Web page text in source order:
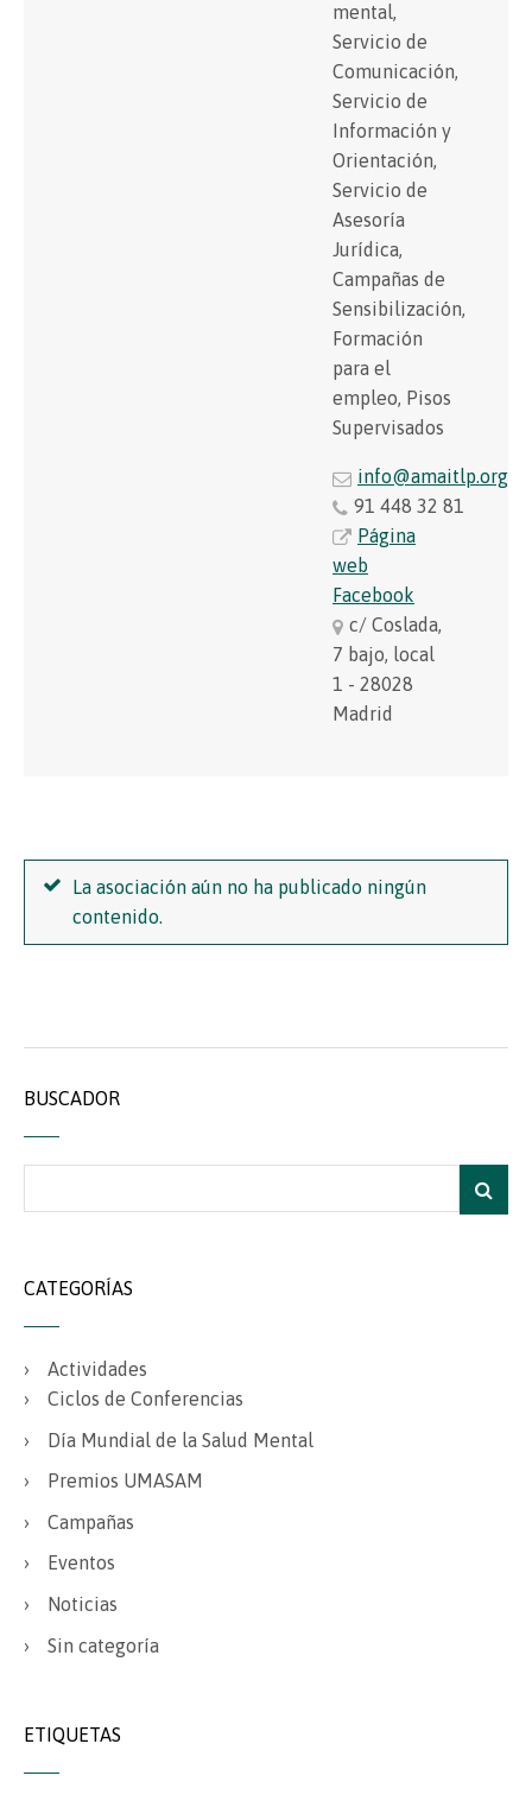
mental,
Servicio de
Comunicación,
Servicio de
Información y
Orientación,
Servicio de
Asesoría
Jurídica,
Campañas de
Sensibilización,
Formación
para el
empleo, Pisos
Supervisados
info@amaitlp.org
91 448 32 81
Página
web
Facebook
c/ Coslada,
7 bajo, local
1 - 28028
Madrid
La asociación aún no ha publicado ningún
contenido.
BUSCADOR
CATEGORÍAS
Actividades
Ciclos de Conferencias
Día Mundial de la Salud Mental
Premios UMASAM
Campañas
Eventos
Noticias
Sin categoría
ETIQUETAS